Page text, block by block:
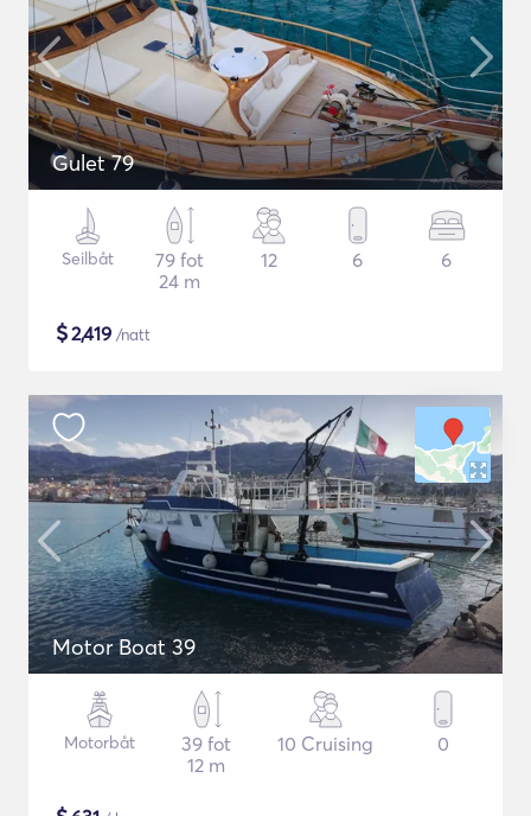
Gulet 79
Seilbåt
79 fot
24 m
12 6 6
$2,419 /natt
Motor Boat 39
Motorbåt
39 fot
12 m
10 Cruising 0